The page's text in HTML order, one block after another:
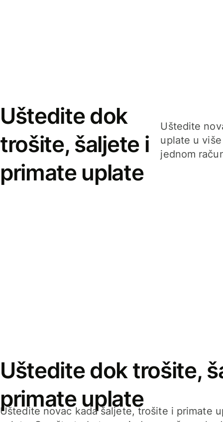
Uštedite dok
trošite, šaljete i
primate uplate
Uštedite
uplate u
jednom
Uštedite dok trošite,
primate uplate
Uštedite novac kada šaljete, trošite i primate